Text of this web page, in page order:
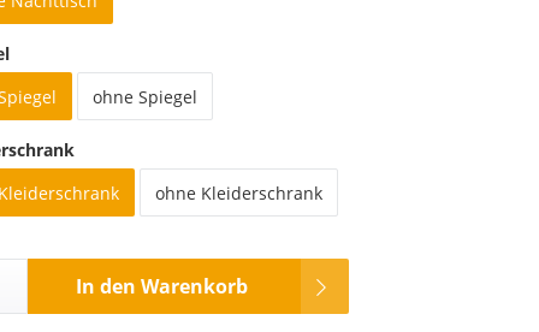
ohne Spiegel
ohne Kleiderschrank
In den Warenkorb